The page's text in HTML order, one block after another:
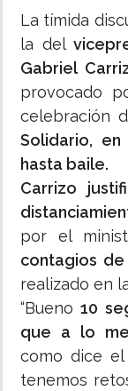
La tímida
la del
Gabriel
provocado
celebración
Solidario,
hasta baile.
Carrizo
por el
contagios
realizado en
“Bueno 10
que a lo
como dice el
tenemos